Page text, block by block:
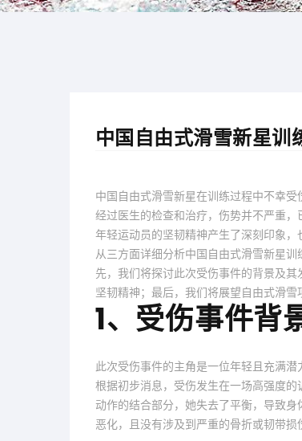
中国自由式滑雪新星训
中国自由式滑雪新星在训练过程中不幸
经过医生的检查和治疗，伤势并不严重
年轻运动员的坚韧精神产生了深刻印象
从三方面详细分析中国自由式滑雪新星
先，我们将探讨此次受伤事件的背景及
坚韧精神；最后，我们将展望自由式滑雪
1、受伤事件背
此次受伤事件的主角是一位年轻且充满
根据初步消息，受伤发生在一场高强度
动作的结合部分，她失去了平衡，导致
恶化，且没有涉及到严重的骨折或韧带损